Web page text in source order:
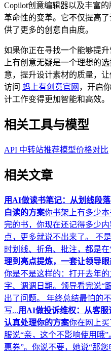
Copilot创意编辑器以及丰富
革命性的变革。它不仅提高
供了更多的创意自由度。
如果你正在寻找一个能够提
上有创意无疑是一个理想的
意，提升设计素材的质量，
访问 蚂上有创意官网 ，开启
计工作变得更加智能和高效。
相关工具与模型
API 中转站推荐模型价格对比
相关文章
用AI做读书笔记：从划线段
白读的方案你书架上有多少
完的书，你现在还记得多少
点，更多就说不出来了。 不
时划线、折角、批注，都是在
理到亮点提炼，一套让领导
你是不是这样的：打开去年
字、调调日期。领导看完说“
出了问题。 年终总结最怕的
写...用AI做投诉维权：从客服
认真处理你的方案你在网上
服说“亲，这个不影响使用哦
惠券”。你说不要，她说“那